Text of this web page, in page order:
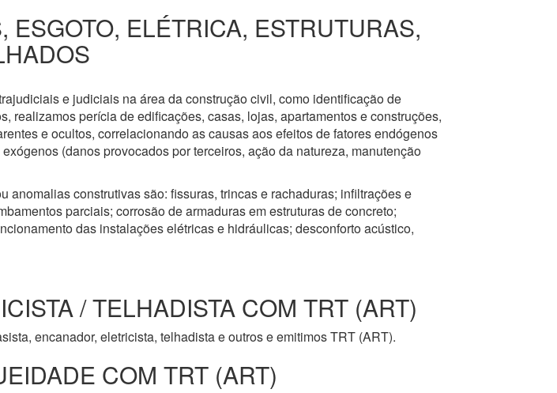
ELÉTRICA, ESTRUTURAS,
e judiciais na área da construção civil, como identificação de
realizamos perícia de edificações, casas, lojas, apartamentos e construções,
e ocultos, correlacionando as causas aos efeitos de fatores endógenos
(danos provocados por terceiros, ação da natureza, manutenção
anomalias construtivas são: fissuras, trincas e rachaduras; infiltrações e
parciais; corrosão de armaduras em estruturas de concreto;
das instalações elétricas e hidráulicas; desconforto acústico,
/ TELHADISTA COM TRT (ART)
encanador, eletricista, telhadista e outros e emitimos TRT (ART).
COM TRT (ART)